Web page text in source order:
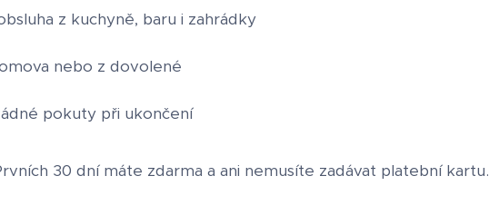
z kuchyně, baru i zahrádky
nebo z dovolené
pokuty při ukončení
30 dní máte zdarma a ani nemusíte zadávat platební kartu.